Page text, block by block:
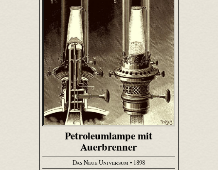
Petroleumlampe mit
Auerbrenner
Das Neue Universum • 1898